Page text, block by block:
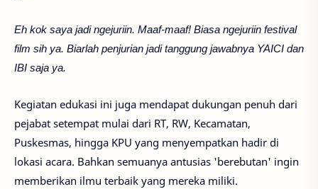
Eh kok saya jadi ngejuriin. Maaf-maaf! Biasa ngejuriin festival
film sih ya. Biarlah penjurian jadi tanggung jawabnya YAICI dan
IBI saja ya.
Kegiatan edukasi ini juga mendapat dukungan penuh dari
pejabat setempat mulai dari RT, RW, Kecamatan,
Puskesmas, hingga KPU yang menyempatkan hadir di
lokasi acara. Bahkan semuanya antusias 'berebutan' ingin
memberikan ilmu terbaik yang mereka miliki.